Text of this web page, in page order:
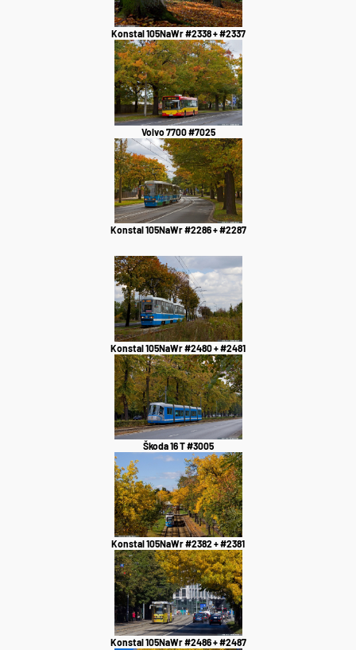
Konstal 105NaWr #2338 + #2337
Volvo 7700 #7025
Konstal 105NaWr #2286 + #2287
Konstal 105NaWr #2480 + #2481
Škoda 16 T #3005
Konstal 105NaWr #2382 + #2381
Konstal 105NaWr #2486 + #2487